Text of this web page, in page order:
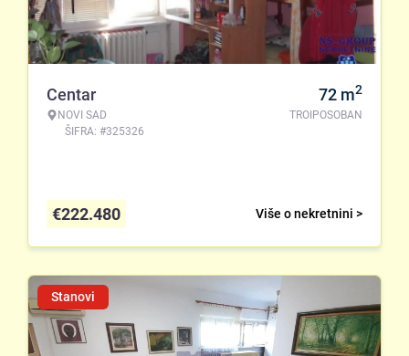
Centar
NOVI SAD
ŠIFRA: #325326
72 m2
TROIPOSOBAN
Više o nekretnini >
€222.480
Stanovi